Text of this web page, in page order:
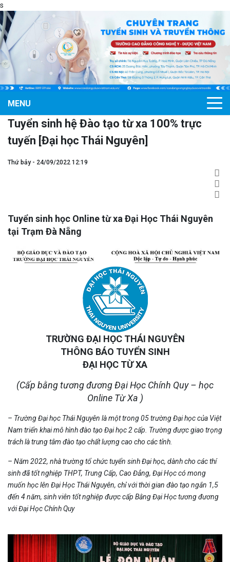
s
MENU
Tuyển sinh hệ Đào tạo từ xa 100% trực
tuyến [Đại học Thái Nguyên]
Thứ bảy - 24/09/2022 12:19
Tuyển sinh học Online từ xa Đại Học Thái Nguyên
tại Trạm Đà Nẵng
TRƯỜNG ĐẠI HỌC THÁI NGUYÊN
THÔNG BÁO TUYỂN SINH
ĐẠI HỌC TỪ XA
(Cấp bằng tương đương Đại Học Chính Quy – học
Online Từ Xa )
– Trường Đại học Thái Nguyên là một trong 05 trường Đại học của Việt
Nam triển khai mô hình đào tạo Đại học 2 cấp. Trường được giao trọng
trách là trung tâm đào tạo chất lượng cao cho các tỉnh.
– Năm 2022, nhà trường tổ chức tuyển sinh Đại học, dành cho các thí
sinh đã tốt nghiệp THPT, Trung Cấp, Cao Đẳng, Đại Học có mong
muốn học lên Đại Học Thái Nguyên, chỉ với thời gian đào tạo ngắn 1,5
đến 4 năm, sinh viên tốt nghiệp được cấp Bằng Đại Học tương đương
với Đại Học Chính Quy